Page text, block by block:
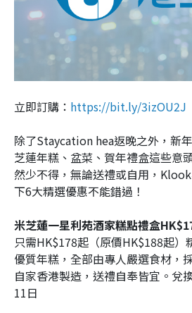
立即訂購： https://bit.ly/3izOU2J
除了Staycation hea返晚之外，新
芝蓮年糕、盆菜、賀年禮盒這些意
然少不得，無論送禮或自用，
下6大精選優惠不能錯過！
米芝蓮一星利苑酒家糕點禮盒
只需HK$178起（原價HK$188起）
優質年糕，全部由專人嚴選食材，
自家香港製造，送禮自奉皆宜。兌
11日